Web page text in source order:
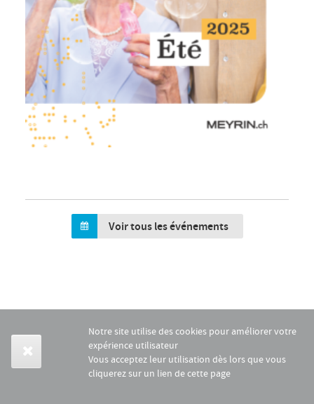
Voir tous les événements
Notre site utilise des cookies pour améliorer votre
expérience utilisateur
Vous acceptez leur utilisation dès lors que vous
cliquerez sur un lien de cette page